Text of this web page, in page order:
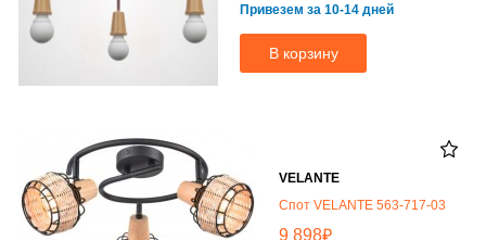
Привезем за 10-14 дней
В корзину
VELANTE
Спот VELANTE 563-717-03
9 898₽